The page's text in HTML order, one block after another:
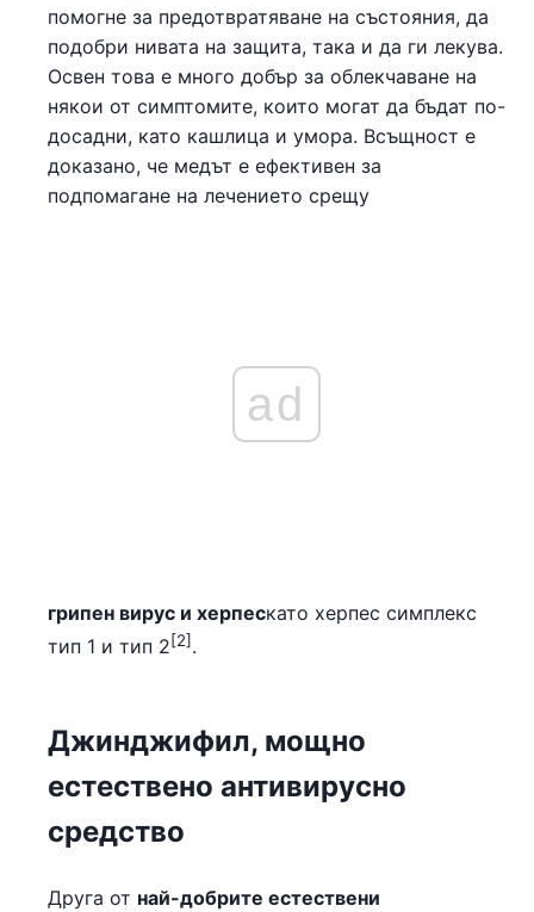
помогне за предотвратяване на състояния, да
подобри нивата на защита, така и да ги лекува.
Освен това е много добър за облекчаване на
някои от симптомите, които могат да бъдат по-
досадни, като кашлица и умора. Всъщност е
доказано, че медът е ефективен за
подпомагане на лечението срещу
ad
грипен вирус и херпескато херпес симплекс
тип 1 и тип 2[2] .
Джинджифил, мощно
естествено антивирусно
средство
Друга от най-добрите естествени